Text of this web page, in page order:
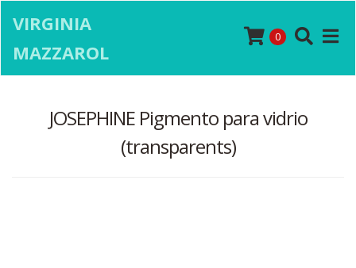
VIRGINIA
MAZZAROL
0
JOSEPHINE Pigmento para vidrio
(transparents)